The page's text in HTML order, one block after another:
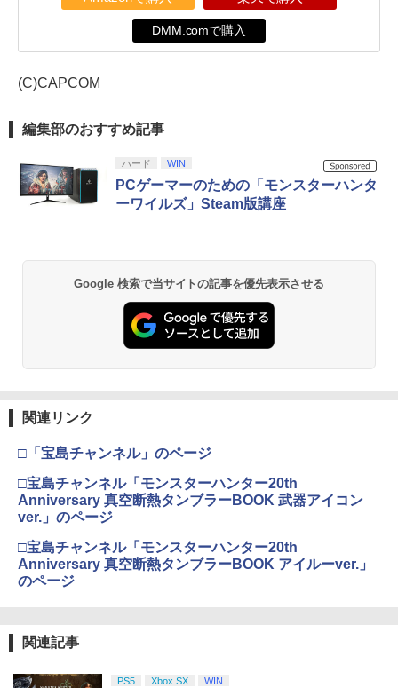
DMM.comで購入
(C)CAPCOM
編集部のおすすめ記事
ハード WIN
PCゲーマーのための「モンスターハンタ
ーワイルズ」Steam版講座
Google 検索で当サイトの記事を優先表示させる
関連リンク
□「宝島チャンネル」のページ
□宝島チャンネル「モンスターハンター20th
Anniversary 真空断熱タンブラーBOOK 武器アイコン
ver.」のページ
□宝島チャンネル「モンスターハンター20th
Anniversary 真空断熱タンブラーBOOK アイルーver.」
のページ
関連記事
PS5 Xbox SX WIN